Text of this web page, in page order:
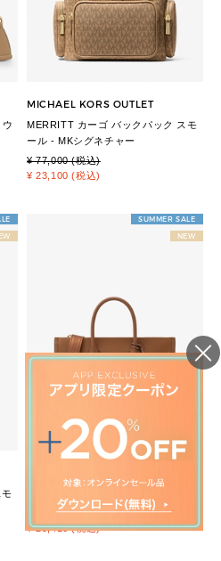
MICHAEL KORS OUTLET
MERRITT カーゴ バックパック スモ
ール - MKシグネチャー
¥ 77,000 (税込)
¥ 23,100 (税込)
SUMMER SALE
NEW
¥ 84,700 (税込)
¥ 25,410 (税込)